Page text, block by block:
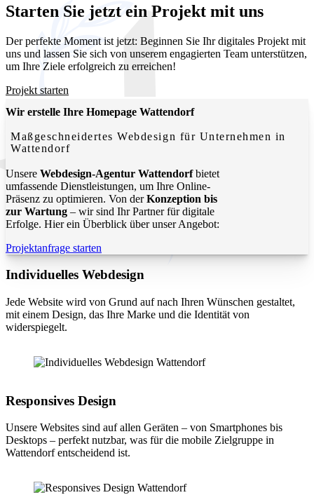
Unternehmen lokal und digital sichtbar machen.
Starten Sie jetzt ein Projekt mit uns
Der perfekte Moment ist jetzt: Beginnen Sie Ihr digitales Projekt mit
uns und lassen Sie sich von unserem engagierten Team unterstützen,
um Ihre Ziele erfolgreich zu erreichen!
Projekt starten
Wir erstelle Ihre Homepage Wattendorf
Maßgeschneidertes Webdesign für Unternehmen in
Wattendorf
Unsere Webdesign-Agentur Wattendorfbietet
umfassende Dienstleistungen, um Ihre Online-
Präsenz zu optimieren. Von derKonzeption bis
zur Wartung – wir sind Ihr Partner für digitale
Erfolge. Hier ein Überblick über unser Angebot:
Projektanfrage starten
Individuelles Webdesign
Jede Website wird von Grund auf nach Ihren Wünschen gestaltet,
mit einem Design, das Ihre Marke und die Identität von
widerspiegelt.
Responsives Design
Unsere Websites sind auf allen Geräten – von Smartphones bis
Desktops – perfekt nutzbar, was für die mobile Zielgruppe in
Wattendorf entscheidend ist.